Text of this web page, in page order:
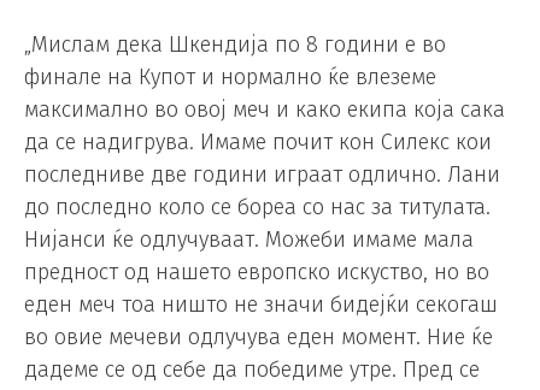
„Мислам дека Шкендија по 8 години е во
финале на Купот и нормално ќе влеземе
максимално во овој меч и како екипа која сака
да се надигрува. Имаме почит кон Силекс кои
последниве две години играат одлично. Лани
до последно коло се бореа со нас за титулата.
Нијанси ќе одлучуваат. Можеби имаме мала
предност од нашето европско искуство, но во
еден меч тоа ништо не значи бидејќи секогаш
во овие мечеви одлучува еден момент. Ние ќе
дадеме се од себе да победиме утре. Пред се